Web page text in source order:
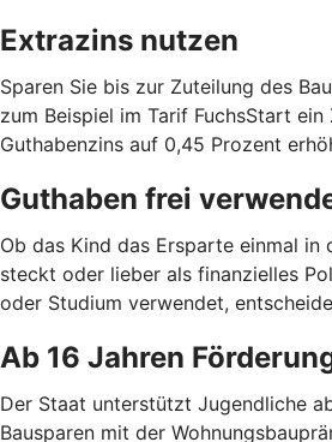
Extrazins nutzen
Sparen Sie bis zur Zuteilung des
zum Beispiel im Tarif FuchsStart ein
Guthabenzins auf 0,45 Prozent
Guthaben frei
Ob das Kind das Ersparte einmal in
steckt oder lieber als finanzielles
oder Studium verwendet,
Ab 16 Jahren
Der Staat unterstützt Jugendliche
Bausparen mit der